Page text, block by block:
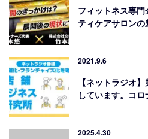
フィットネス専
ティケアサロン
2021.9.6
【ネットラジオ
しています。コ
2025.4.30